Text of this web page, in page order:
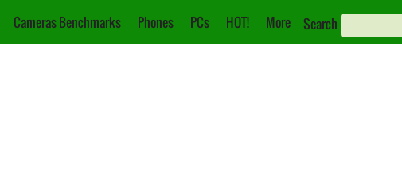
Cameras Benchmarks Phones PCs HOT! More Search